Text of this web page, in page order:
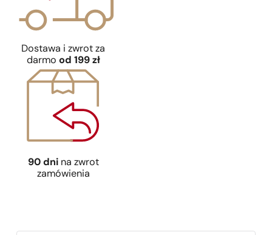
Dostawa i zwrot za
darmo od 199 zł
90 dnina zwrot
zamówienia